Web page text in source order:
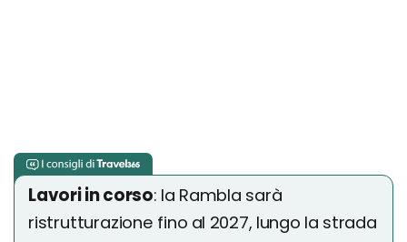
Lavori in corso: la Rambla sarà
ristrutturazione fino al 2027, lungo la strada